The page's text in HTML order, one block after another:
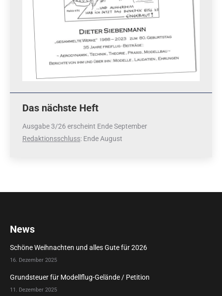
Das nächste Heft
Ausgabe 3/26 erscheint Ende September
Redaktionsschluss: Ende August
News
Schöne Weihnachten und alles Gute für 2026
16. Dezember 2025
Grundsteuer für Modellflug-Gelände / Petition
11. Dezember 2025